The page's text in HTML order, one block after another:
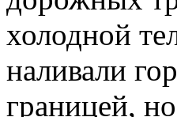
холодной
наливали
границей,